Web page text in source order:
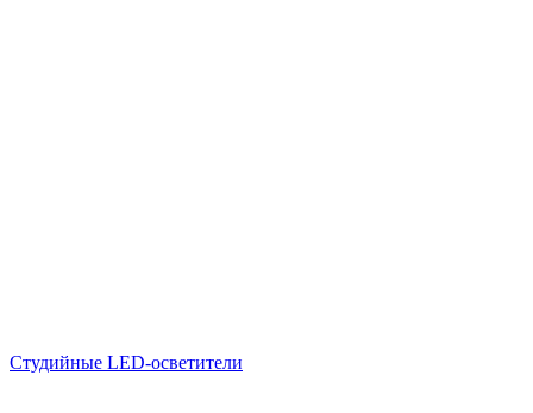
Студийные LED-осветители